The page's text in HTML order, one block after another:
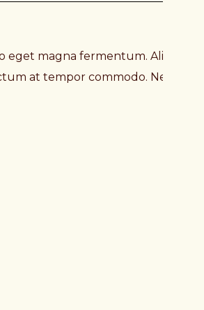
eget magna fermentum. Aliquet
at tempor commodo. Nec